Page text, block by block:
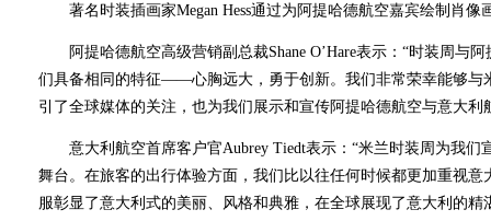
著名时装插画家Megan Hess通过为阿提哈德航空嘉宾绘制肖像
阿提哈德航空高级营销副总裁Shane O’Hare表示：“时装周与
们具备相同的特征——心胸远大，勇于创新。我们非常荣幸能够与
引了全球媒体的关注，也为我们展示和宣传阿提哈德航空与意大利
意大利航空首席客户官Aubrey Tiedt表示：“米兰时装周为我们
舞台。在旅客的出行体验方面，我们比以往任何时候都更加重视
服彰显了意大利式的美丽、风格和典雅，在全球展现了意大利的